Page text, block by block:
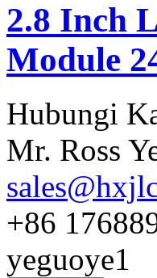
2.8 Inch
Module
Hubungi
Mr. Ross
+86
yeguoye1